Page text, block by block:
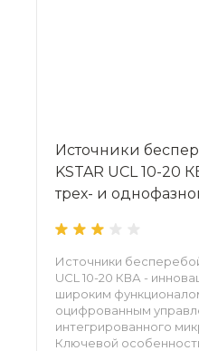
Источники
KSTAR UСL 10-20
трех- и
Источники
UСL 10-20 КВА -
широким
оцифрованным
интегрированного
Ключевой